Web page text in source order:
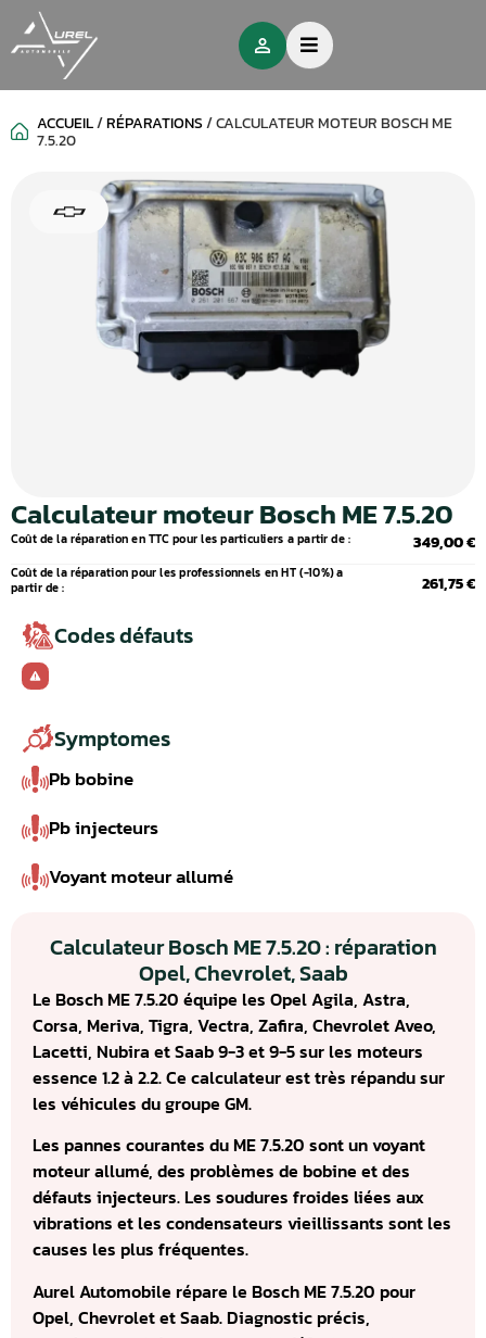
ACCUEIL/RÉPARATIONS/CALCULATEUR MOTEUR BOSCH ME
7.5.20
Calculateur moteur Bosch ME 7.5.20
Coût de la réparation en TTC pour les particuliers a partir de : 349,00 €
Coût de la réparation pour les professionnels en HT (-10%) a
partir de :
261,75 €
Codes défauts
Symptomes
Pb bobine
Pb injecteurs
Voyant moteur allumé
Calculateur Bosch ME 7.5.20 : réparation
Opel, Chevrolet, Saab
Le Bosch ME 7.5.20 équipe les Opel Agila, Astra,
Corsa, Meriva, Tigra, Vectra, Zafira, Chevrolet Aveo,
Lacetti, Nubira et Saab 9-3 et 9-5 sur les moteurs
essence 1.2 à 2.2. Ce calculateur est très répandu sur
les véhicules du groupe GM.
Les pannes courantes du ME 7.5.20 sont un voyant
moteur allumé, des problèmes de bobine et des
défauts injecteurs. Les soudures froides liées aux
vibrations et les condensateurs vieillissants sont les
causes les plus fréquentes.
Aurel Automobile répare le Bosch ME 7.5.20 pour
Opel, Chevrolet et Saab. Diagnostic précis,